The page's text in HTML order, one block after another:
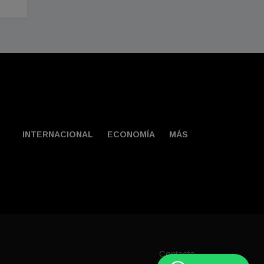
INTERNACIONAL ECONOMÍA MÁS
Contacto